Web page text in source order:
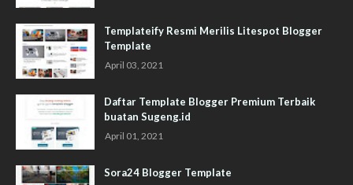
Templateify Resmi Merilis Litespot Blogger
Template
April 03, 2021
Daftar Template Blogger Premium Terbaik
buatan Sugeng.id
April 01, 2021
Sora24 Blogger Template